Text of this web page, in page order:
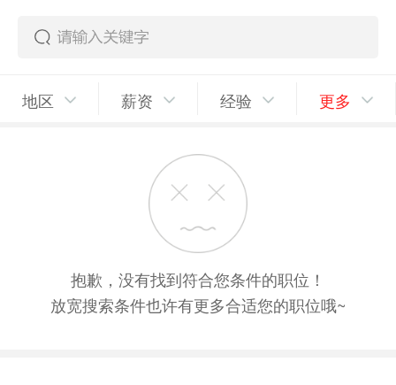
地区 薪资 经验 更多
抱歉，没有找到符合您条件的职位！
放宽搜索条件也许有更多合适您的职位哦~